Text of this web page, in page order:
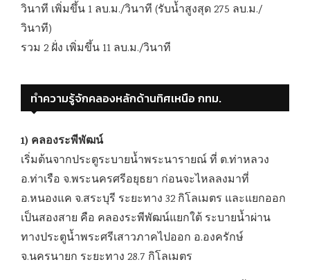
วินาที เพิ่มขึ้น 1 ลบ.ม./วินาที (รับน้ำสูงสุด 275 ลบ.ม./
วินาที)
รวม 2 ฝั่ง เพิ่มขึ้น 11 ลบ.ม./วินาที
ทำความรู้จักคลองหลักด้านทิศเหนือ กทม.
1) คลองระพีพัฒน์
เริ่มต้นจากประตูระบายน้ำพระนารายณ์ ที่ ต.ท่าหลวง
อ.ท่าเรือ จ.พระนครศรีอยุธยา ก่อนจะไหลลงมาที่
อ.หนองแค จ.สระบุรี ระยะทาง 32 กิโลเมตร และแยกออก
เป็นสองสาย คือ คลองระพีพัฒน์แยกใต้ ระบายน้ำผ่าน
ทางประตูน้ำพระศรีเสาวภาคไปออก อ.องครักษ์
จ.นครนายก ระยะทาง 28.7 กิโลเมตร